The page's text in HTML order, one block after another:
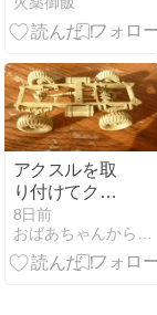
アクスルを取
り付けてクォ
ード・ガント
ラクターが車
らしく！
8日前
おばあちゃんからの贈り物−４９歳で復活したプラモ魂